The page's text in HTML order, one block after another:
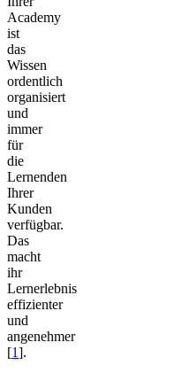
Academy
ist
das
Wissen
ordentlich
organisiert
und
immer
für
die
Lernenden
Ihrer
Kunden
verfügbar.
Das
macht
ihr
Lernerlebnis
effizienter
und
angenehmer
[1].